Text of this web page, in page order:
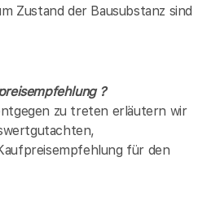
Zustand der Bausubstanz sind
?
zu treten erläutern wir
für den